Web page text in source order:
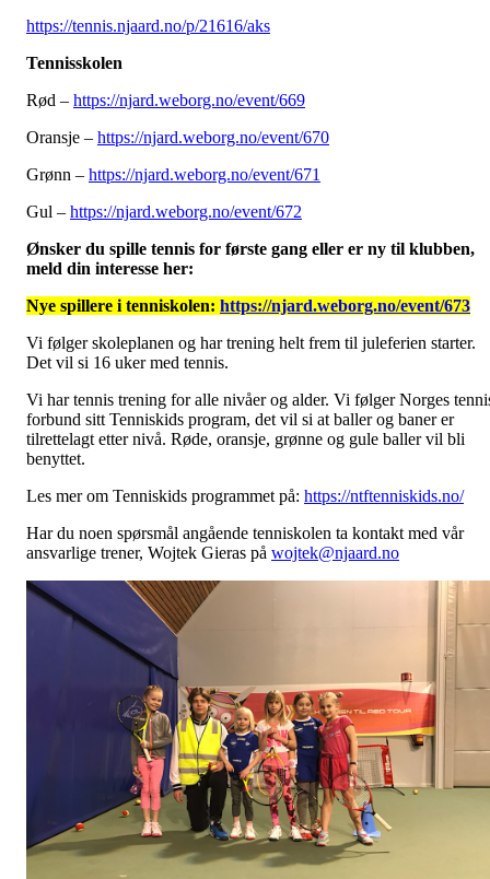
https://tennis.njaard.no/p/21616/aks
Tennisskolen
Rød – https://njard.weborg.no/event/669
Oransje – https://njard.weborg.no/event/670
Grønn – https://njard.weborg.no/event/671
Gul – https://njard.weborg.no/event/672
Ønsker du spille tennis for første gang eller er ny til klubben,
meld din interesse her:
Nye spillere i tenniskolen: https://njard.weborg.no/event/673
Vi følger skoleplanen og har trening helt frem til juleferien starter.
Det vil si 16 uker med tennis.
Vi har tennis trening for alle nivåer og alder. Vi følger Norges
forbund sitt Tenniskids program, det vil si at baller og baner er
tilrettelagt etter nivå. Røde, oransje, grønne og gule baller vil bli
benyttet.
Les mer om Tenniskids programmet på: https://ntftenniskids.no/
Har du noen spørsmål angående tenniskolen ta kontakt med vår
ansvarlige trener, Wojtek Gieras på wojtek@njaard.no